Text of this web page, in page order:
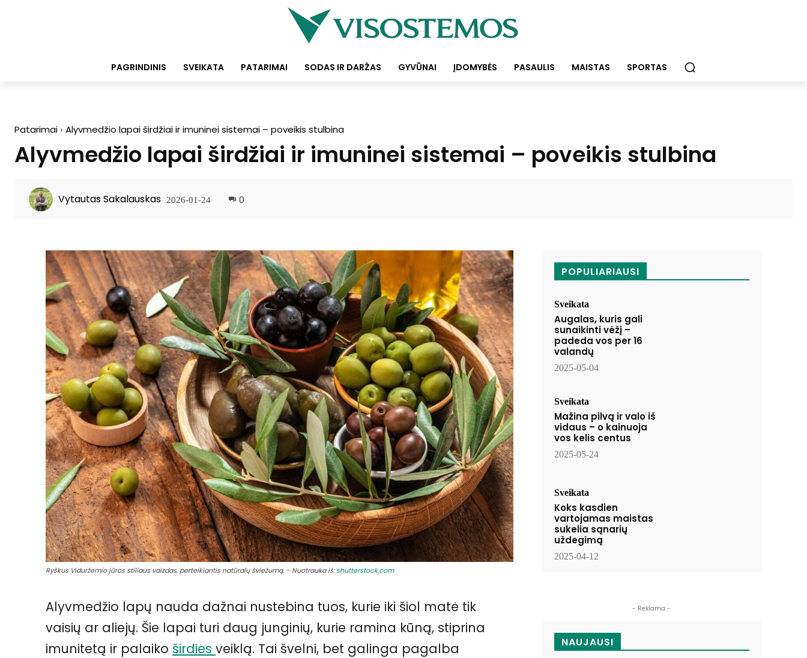
PAGRINDINIS SVEIKATA PATARIMAI SODAS IR DARŽAS GYVŪNAI ĮDOMYBĖS PASAULIS MAISTAS SPORTAS
Patarimai Alyvmedžio lapai širdžiai ir imuninei sistemai – poveikis stulbina
Alyvmedžio lapai širdžiai ir imuninei sistemai – poveikis stulbina
Vytautas Sakalauskas 2026-01-24 0
Ryškus Viduržemio jūros stiliaus vaizdas, perteikiantis natūralų šviežumą. – Nuotrauka iš:shutterstock.com
Alyvmedžio lapų nauda dažnai nustebina tuos, kurie iki šiol matė tik
vaisių ar aliejų. Šie lapai turi daug junginių, kurie ramina kūną, stiprina
imunitetą ir palaiko širdies veiklą. Tai švelni, bet galinga pagalba
POPULIARIAUSI
Sveikata
Augalas, kuris gali
sunaikinti vėžį –
padeda vos per 16
valandų
2025-05-04
Sveikata
Mažina pilvą ir valo iš
vidaus – o kainuoja
vos kelis centus
2025-05-24
Sveikata
Koks kasdien
vartojamas maistas
sukelia sąnarių
uždegimą
2025-04-12
- Reklama -
NAUJAUSI